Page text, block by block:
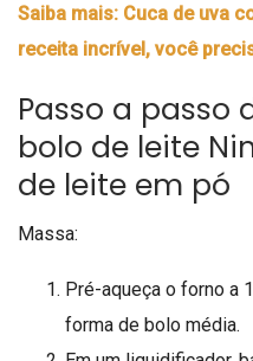
Saiba mais: Cuca de uva
receita incrível, você
Passo a passo
bolo de leite
de leite em pó
Massa:
Pré-aqueça o forno a
forma de bolo média.